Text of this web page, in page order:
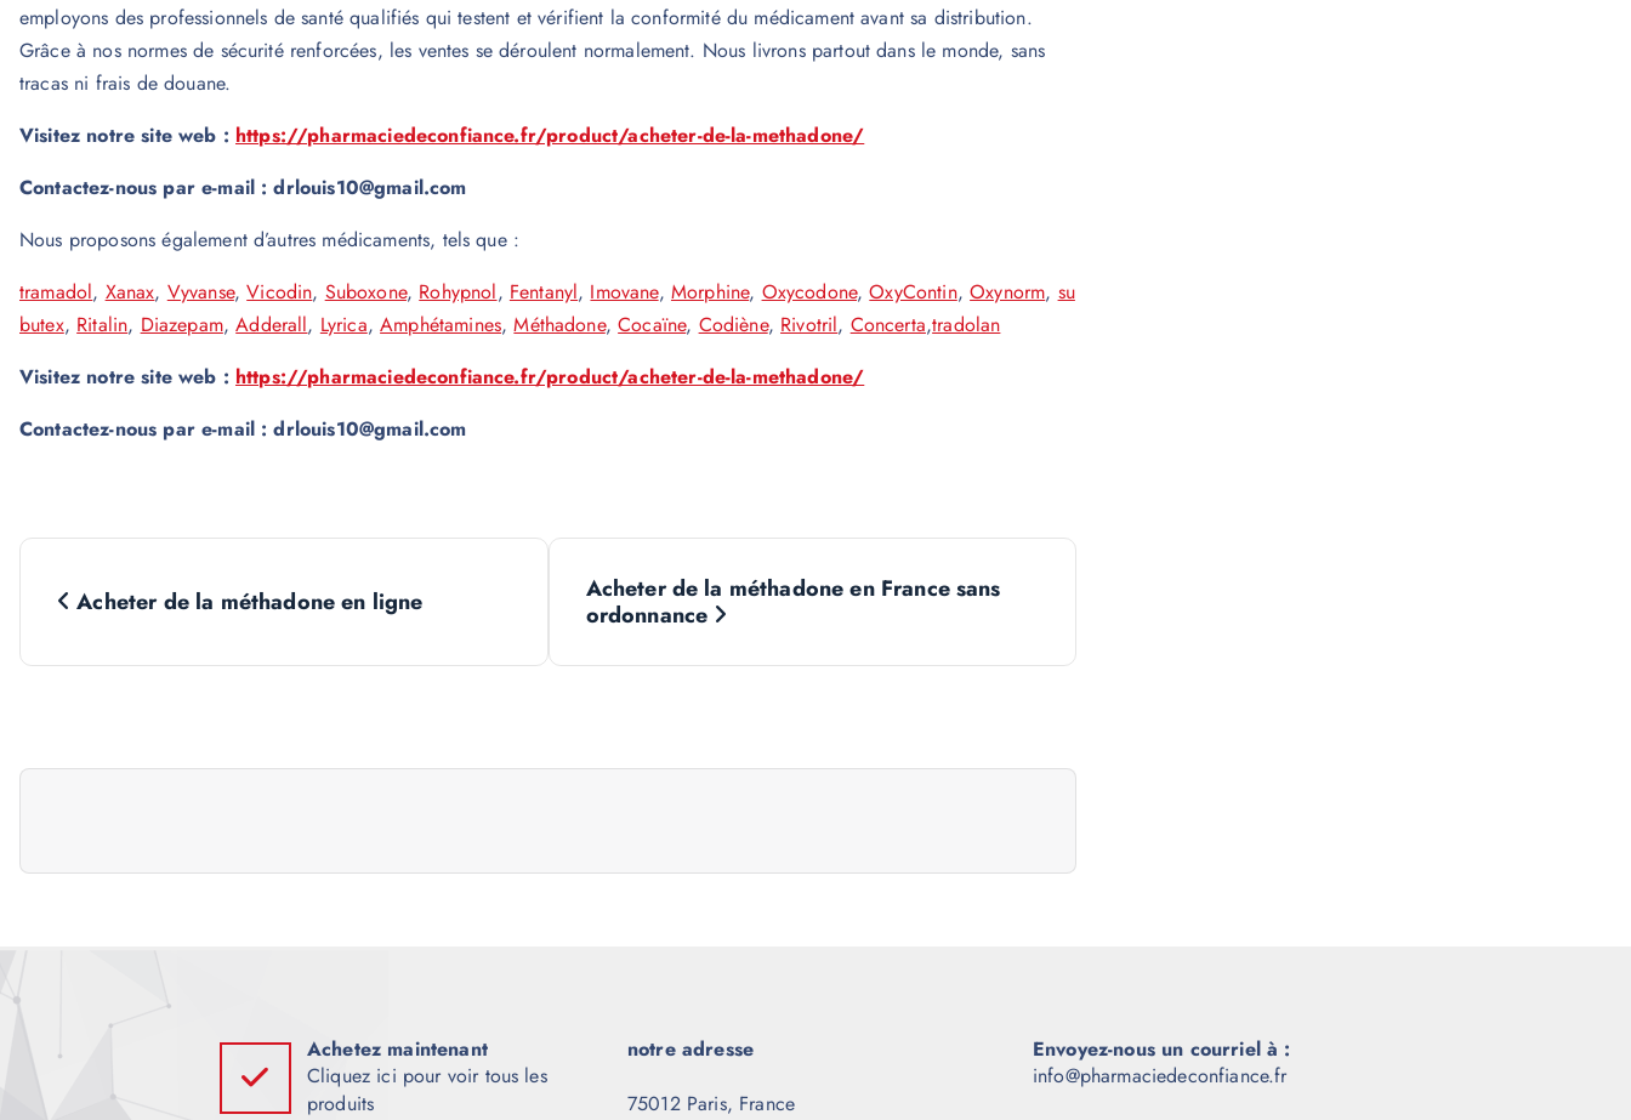
employons des professionnels de santé qualifiés qui testent et vérifient la conformité du médicament avant sa distribution.
Grâce à nos normes de sécurité renforcées, les ventes se déroulent normalement. Nous livrons partout dans le monde, sans
tracas ni frais de douane.
Visitez notre site web : https://pharmaciedeconfiance.fr/product/acheter-de-la-methadone/
Contactez-nous par e-mail : drlouis10@gmail.com
Nous proposons également d’autres médicaments, tels que :
tramadol, Xanax, Vyvanse,Vicodin, Suboxone, Rohypnol, Fentanyl, Imovane, Morphine, Oxycodone,OxyContin,Oxynorm, su
butex, Ritalin, Diazepam,Adderall, Lyrica,Amphétamines,Méthadone,Cocaïne, Codiène, Rivotril, Concerta,tradolan
Visitez notre site web : https://pharmaciedeconfiance.fr/product/acheter-de-la-methadone/
Contactez-nous par e-mail : drlouis10@gmail.com
N
a
i
t
i
Acheter de la méthadone en ligne
Acheter de la méthadone en France sans
ordonnance
Achetez maintenant
Cliquez ici pour voir tous les
produits
notre adresse
75012 Paris, France
Envoyez-nous un courriel à :
info@pharmaciedeconfiance.fr